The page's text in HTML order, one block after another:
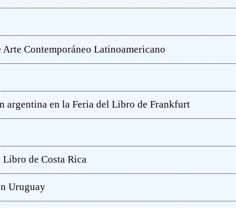
Contemporáneo Latinoamericano
argentina en la Feria del Libro de Frankfurt
de Costa Rica
Uruguay